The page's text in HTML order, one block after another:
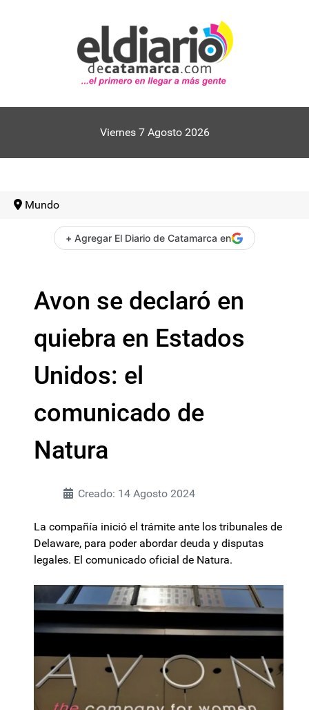
Viernes 7 Agosto 2026
Mundo
+ Agregar El Diario de Catamarca en
Avon se declaró en
quiebra en Estados
Unidos: el
comunicado de
Natura
Creado: 14 Agosto 2024
La compañía inició el trámite ante los tribunales de
Delaware, para poder abordar deuda y disputas
legales. El comunicado oficial de Natura.